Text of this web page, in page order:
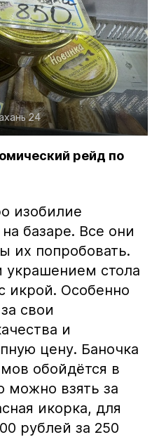
24
рейд по
изобилие
базаре. Все они
их попробовать.
украшением стола
икрой. Особенно
свои
и
цену. Баночка
обойдётся в
можно взять за
икорка, для
рублей за 250